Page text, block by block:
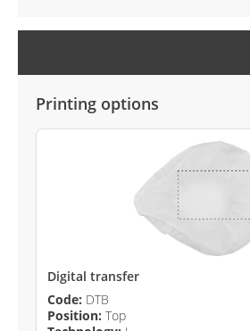
Printing options
Digital transfer
Code: DTB
Position: Top